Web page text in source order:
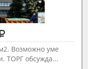
Возможно уме
ТОРГ обсужда...